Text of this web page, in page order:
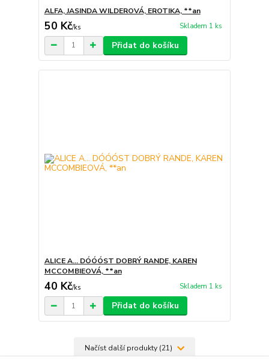
ALFA, JASINDA WILDEROVÁ, EROTIKA, **an
50 Kč/ks Skladem 1 ks
Přidat do košíku
ALICE A... DÓÓÓST DOBRÝ RANDE, KAREN
MCCOMBIEOVÁ, **an
40 Kč/ks Skladem 1 ks
Přidat do košíku
Načíst další produkty (21)